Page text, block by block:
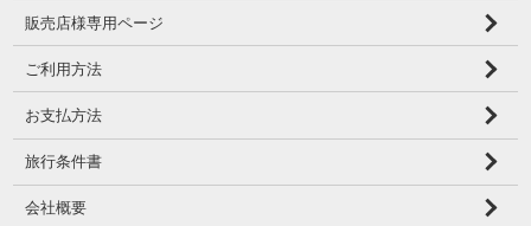
販売店様専用ページ
ご利用方法
お支払方法
旅行条件書
会社概要